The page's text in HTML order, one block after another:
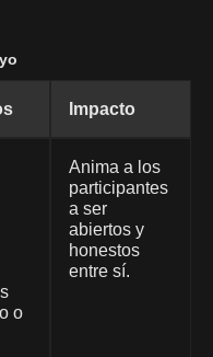
Impacto
o
Anima a los
participantes
a ser
abiertos y
honestos
entre sí.